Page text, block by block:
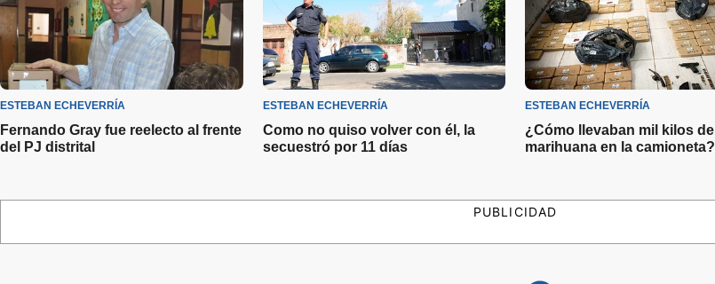
ESTEBAN ECHEVERRÍA
Fernando Gray fue reelecto al frente
del PJ distrital
ESTEBAN ECHEVERRÍA
Como no quiso volver con él, la
secuestró por 11 días
ESTEBAN ECHEVERRÍA
¿Cómo llevaban mil kilos de
marihuana en la camioneta?
PUBLICIDAD